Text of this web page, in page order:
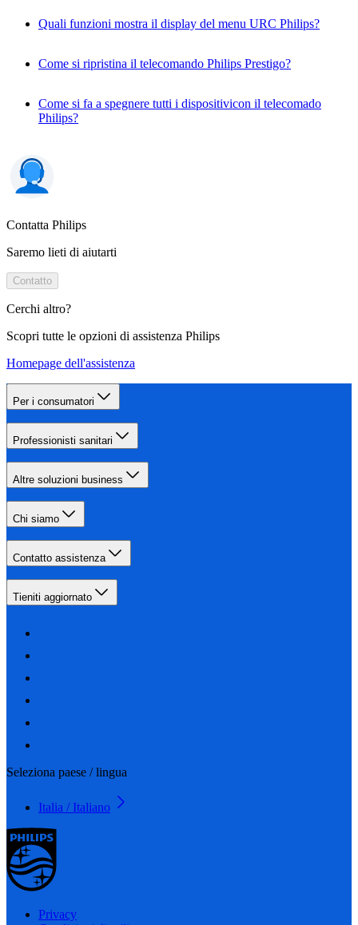
Quali funzioni mostra il display del menu URC Philips?
Come si ripristina il telecomando Philips Prestigo?
Come si fa a spegnere tutti i dispositivicon il telecomado
Philips?
Contatta Philips
Saremo lieti di aiutarti
Contatto
Cerchi altro?
Scopri tutte le opzioni di assistenza Philips
Homepage dell'assistenza
Per i consumatori
Professionisti sanitari
Altre soluzioni business
Chi siamo
Contatto assistenza
Tieniti aggiornato
Seleziona paese / lingua
Italia / Italiano
Privacy